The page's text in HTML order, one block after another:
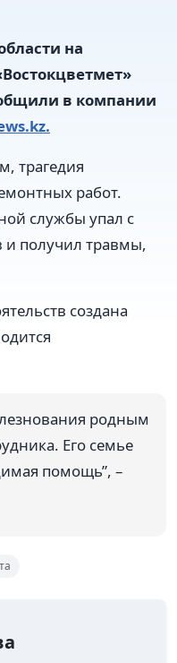
на
в компании
трагедия
работ.
службы упал с
и получил травмы,
создана
родным
Его семье
помощь”, –